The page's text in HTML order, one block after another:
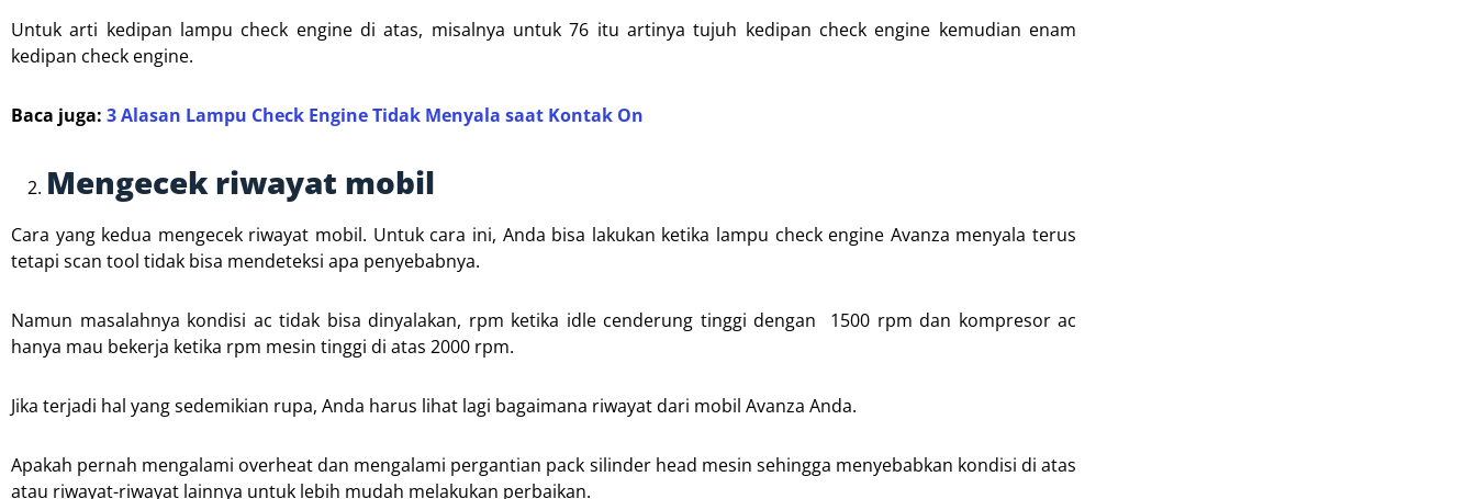
Untuk arti kedipan lampu check engine di atas, misalnya untuk 76 itu artinya tujuh kedipan check engine kemudian enam
kedipan check engine.
Baca juga: 3 Alasan Lampu Check Engine Tidak Menyala saat Kontak On
Mengecek riwayat mobil
Cara yang kedua mengecek riwayat mobil. Untuk cara ini, Anda bisa lakukan ketika lampu check engine Avanza menyala terus
tetapi scan tool tidak bisa mendeteksi apa penyebabnya.
Namun masalahnya kondisi ac tidak bisa dinyalakan, rpm ketika idle cenderung tinggi dengan 1500 rpm dan kompresor ac
hanya mau bekerja ketika rpm mesin tinggi di atas 2000 rpm.
Jika terjadi hal yang sedemikian rupa, Anda harus lihat lagi bagaimana riwayat dari mobil Avanza Anda.
Apakah pernah mengalami overheat dan mengalami pergantian pack silinder head mesin sehingga menyebabkan kondisi di atas
atau riwayat-riwayat lainnya untuk lebih mudah melakukan perbaikan.